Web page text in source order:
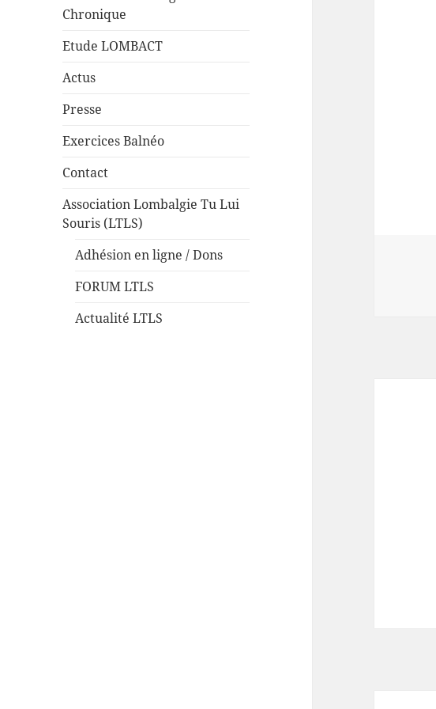
Chronique
Etude LOMBACT
Actus
Presse
Exercices Balnéo
Contact
Association Lombalgie Tu Lui
Souris (LTLS)
Adhésion en ligne / Dons
FORUM LTLS
Actualité LTLS